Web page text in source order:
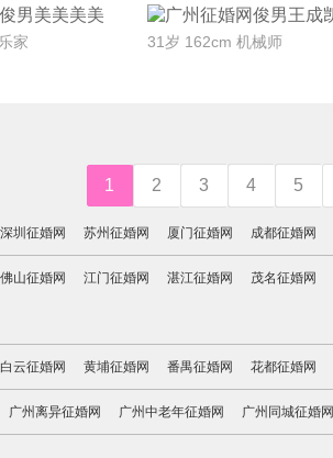
Ta 美美
家
联系Ta
31岁 162cm 机械师
1 2 3 4 5
深圳征婚网 苏州征婚网 厦门征婚网 成都征婚网
佛山征婚网 江门征婚网 湛江征婚网 茂名征婚网
白云征婚网 黄埔征婚网 番禺征婚网 花都征婚网
广州离异征婚网 广州中老年征婚网 广州同城征婚网